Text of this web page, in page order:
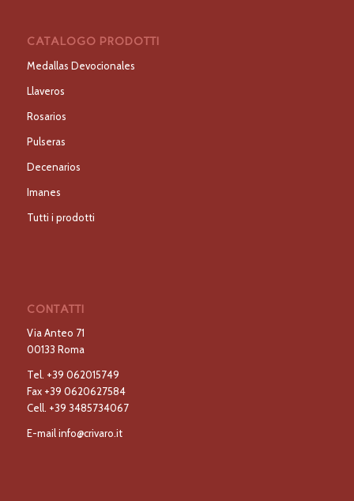
CATALOGO PRODOTTI
Medallas Devocionales
Llaveros
Rosarios
Pulseras
Decenarios
Imanes
Tutti i prodotti
CONTATTI
Via Anteo 71
00133 Roma
Tel. +39 062015749
Fax +39 0620627584
Cell. +39 3485734067
E-mailinfo@crivaro.it